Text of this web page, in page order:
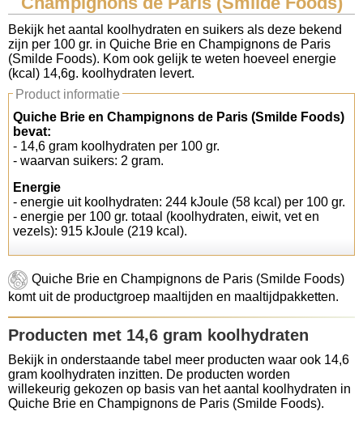
Koolhydraten tellen
Links
Bekijk het aantal koolhydraten en suikers als deze bekend
zijn per 100 gr. in Quiche Brie en Champignons de Paris
(Smilde Foods). Kom ook gelijk te weten hoeveel energie
(kcal) 14,6g. koolhydraten levert.
Product informatie
Quiche Brie en Champignons de Paris (Smilde Foods)
bevat:
- 14,6 gram koolhydraten per 100 gr.
- waarvan suikers: 2 gram.
Energie
- energie uit koolhydraten: 244 kJoule (58 kcal) per 100 gr.
- energie per 100 gr. totaal (koolhydraten, eiwit, vet en
vezels): 915 kJoule (219 kcal).
Quiche Brie en Champignons de Paris (Smilde Foods)
komt uit de productgroep maaltijden en maaltijdpakketten.
Producten met 14,6 gram koolhydraten
Bekijk in onderstaande tabel meer producten waar ook 14,6
gram koolhydraten inzitten. De producten worden
willekeurig gekozen op basis van het aantal koolhydraten in
Quiche Brie en Champignons de Paris (Smilde Foods).